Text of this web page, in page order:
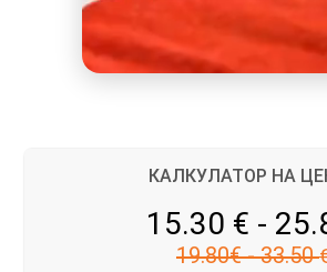
КАЛКУЛАТОР НА
15.30 € -
19.80€ - 33.50